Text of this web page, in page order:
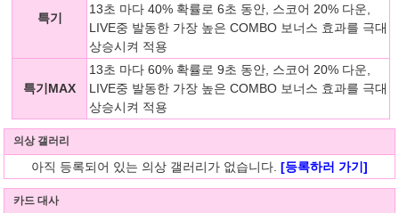
특기
13초 마다 40% 확률로 6초 동안, 스코어 20% 다운,
LIVE중 발동한 가장 높은 COMBO 보너스 효과를 극대
상승시켜 적용
특기MAX
13초 마다 60% 확률로 9초 동안, 스코어 20% 다운,
LIVE중 발동한 가장 높은 COMBO 보너스 효과를 극대
상승시켜 적용
의상 갤러리
아직 등록되어 있는 의상 갤러리가 없습니다. [등록하러 가기]
카드 대사